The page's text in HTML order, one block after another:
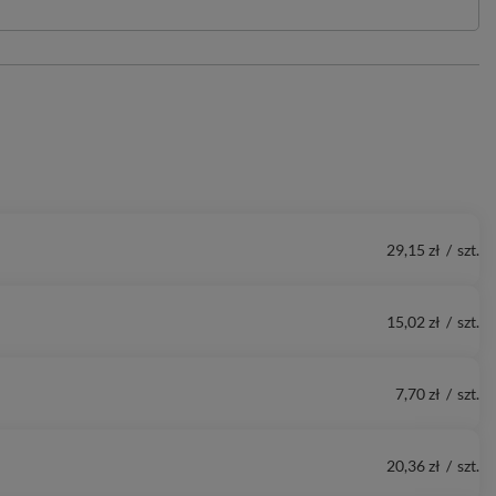
29,15 zł / szt.
15,02 zł / szt.
7,70 zł / szt.
20,36 zł / szt.